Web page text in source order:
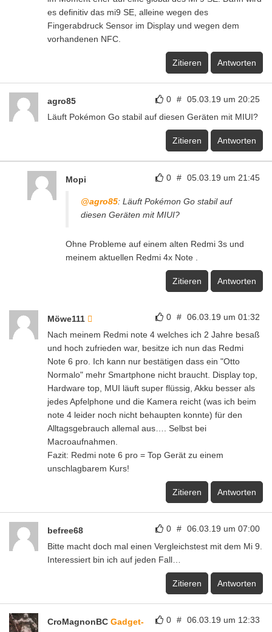
es definitiv das mi9 SE, alleine wegen des
Fingerabdruck Sensor im Display und wegen dem
vorhandenen NFC.
Zitieren Antworten
0 # 05.03.19 um 20:25
agro85
Läuft Pokémon Go stabil auf diesen Geräten mit MIUI?
Zitieren Antworten
0 # 05.03.19 um 21:45
Mopi
@agro85: Läuft Pokémon Go stabil auf
diesen Geräten mit MIUI?
Ohne Probleme auf einem alten Redmi 3s und
meinem aktuellen Redmi 4x Note .
Zitieren Antworten
0 # 06.03.19 um 01:32
Möwe111
Nach meinem Redmi note 4 welches ich 2 Jahre besaß
und hoch zufrieden war, besitze ich nun das Redmi
Note 6 pro. Ich kann nur bestätigen dass ein "Otto
Normalo" mehr Smartphone nicht braucht. Display top,
Hardware top, MUI läuft super flüssig, Akku besser als
jedes Apfelphone und die Kamera reicht (was ich beim
note 4 leider noch nicht behaupten konnte) für den
Alltagsgebrauch allemal aus…. Selbst bei
Macroaufnahmen.
Fazit: Redmi note 6 pro = Top Gerät zu einem
unschlagbarem Kurs!
Zitieren Antworten
0 # 06.03.19 um 07:00
befree68
Bitte macht doch mal einen Vergleichstest mit dem Mi 9.
Interessiert bin ich auf jeden Fall…
Zitieren Antworten
0 # 06.03.19 um 12:33
CroMagnonBC Gadget-